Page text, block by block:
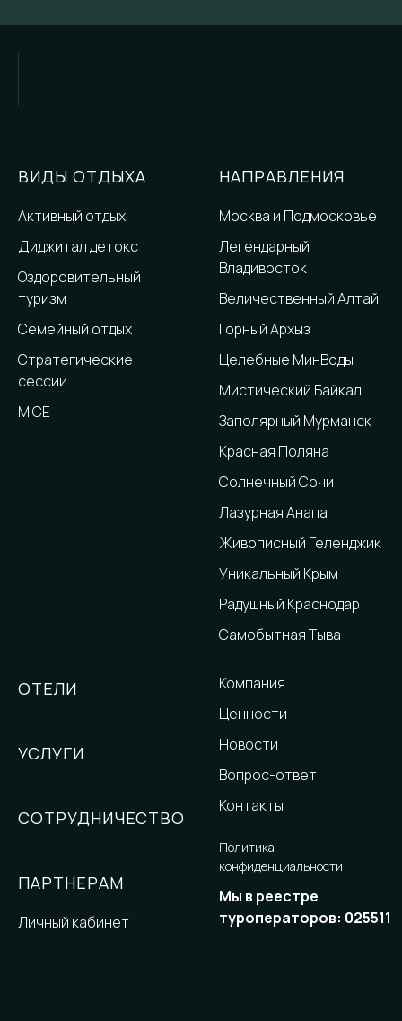
ВИДЫ ОТДЫХА
Активный отдых
Диджитал детокс
Оздоровительный
туризм
Семейный отдых
Стратегические
сессии
MICE
НАПРАВЛЕНИЯ
Москва и Подмосковье
Легендарный
Владивосток
Величественный Алтай
Горный Архыз
Целебные МинВоды
Мистический Байкал
Заполярный Мурманск
Красная Поляна
Солнечный Сочи
Лазурная Анапа
Живописный Геленджик
Уникальный Крым
Радушный Краснодар
Самобытная Тыва
ОТЕЛИ
УСЛУГИ
СОТРУДНИЧЕСТВО
ПАРТНЕРАМ
Личный кабинет
Компания
Ценности
Новости
Вопрос-ответ
Контакты
Политика
конфиденциальности
Мы в реестре
туроператоров: 025511